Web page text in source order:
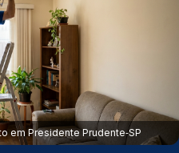
em Presidente Prudente‑SP